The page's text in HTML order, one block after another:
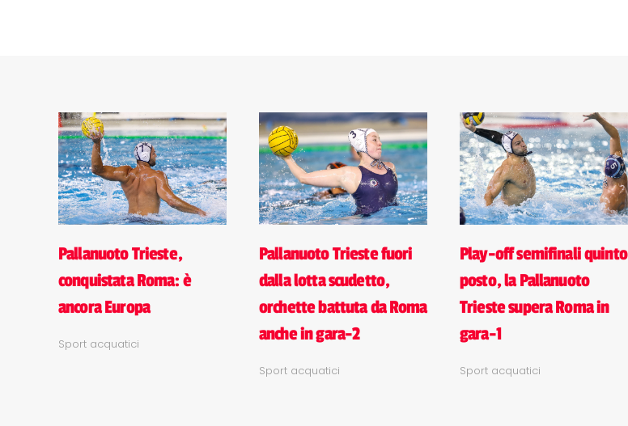
Pallanuoto Trieste,
conquistata Roma: è
ancora Europa
Sport acquatici
Pallanuoto Trieste fuori
dalla lotta scudetto,
orchette battuta da Roma
anche in gara-2
Sport acquatici
Play-off semifinali quinto
posto, la Pallanuoto
Trieste supera Roma in
gara-1
Sport acquatici